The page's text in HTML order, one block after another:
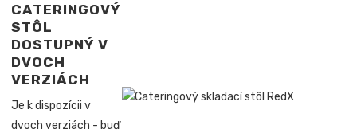
CATERINGOVÝ
STÔL
DOSTUPNÝ V
DVOCH
VERZIÁCH
Je k dispozícii v
dvoch verziách - buď